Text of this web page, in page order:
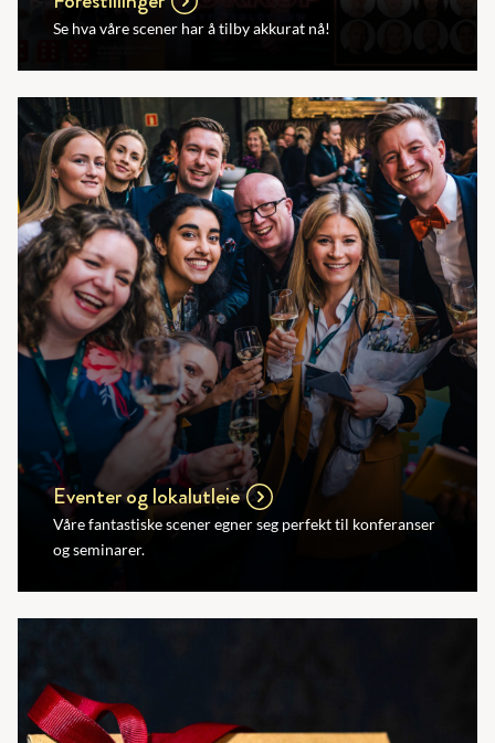
Se hva våre scener har å tilby akkurat nå!
Eventer og lokalutleie
Våre fantastiske scener egner seg perfekt til konferanser
og seminarer.